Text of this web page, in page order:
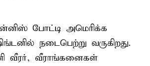
போட்டி அமெரிக்க
நடைபெற்று வருகிறது.
வீரர், வீராங்கனைகள்